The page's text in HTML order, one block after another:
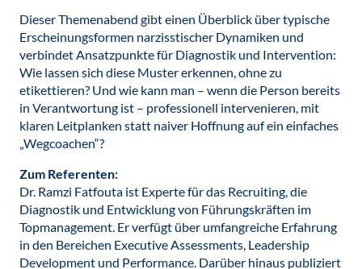
Dieser Themenabend gibt einen Überblick über typische
Erscheinungsformen narzisstischer Dynamiken und
verbindet Ansatzpunkte für Diagnostik und Intervention:
Wie lassen sich diese Muster erkennen, ohne zu
etikettieren? Und wie kann man – wenn die Person bereits
in Verantwortung ist – professionell intervenieren, mit
klaren Leitplanken statt naiver Hoffnung auf ein einfaches
„Wegcoachen“?
Zum Referenten:
Dr. Ramzi Fatfouta ist Experte für das Recruiting, die
Diagnostik und Entwicklung von Führungskräften im
Topmanagement. Er verfügt über umfangreiche Erfahrung
in den Bereichen Executive Assessments, Leadership
Development und Performance. Darüber hinaus publiziert